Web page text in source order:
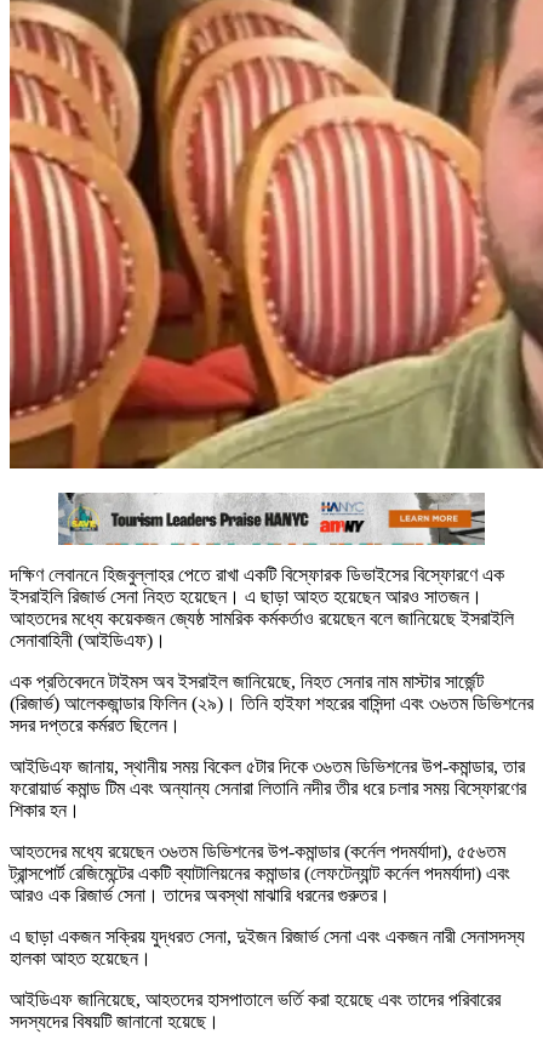
দক্ষিণ লেবাননে হিজবুল্লাহর পেতে রাখা একটি বিস্ফোরক ডিভাইসের বিস্ফোরণে এক
ইসরাইলি রিজার্ভ সেনা নিহত হয়েছেন। এ ছাড়া আহত হয়েছেন আরও সাতজন।
আহতদের মধ্যে কয়েকজন জ্যেষ্ঠ সামরিক কর্মকর্তাও রয়েছেন বলে জানিয়েছে ইসরাইলি
সেনাবাহিনী (আইডিএফ)।
এক প্রতিবেদনে টাইমস অব ইসরাইল জানিয়েছে, নিহত সেনার নাম মাস্টার সার্জেন্ট
(রিজার্ভ) আলেকজান্ডার ফিলিন (২৯)। তিনি হাইফা শহরের বাসিন্দা এবং ৩৬তম ডিভিশনের
সদর দপ্তরে কর্মরত ছিলেন।
আইডিএফ জানায়, স্থানীয় সময় বিকেল ৫টার দিকে ৩৬তম ডিভিশনের উপ-কমান্ডার, তার
ফরোয়ার্ড কমান্ড টিম এবং অন্যান্য সেনারা লিতানি নদীর তীর ধরে চলার সময় বিস্ফোরণের
শিকার হন।
আহতদের মধ্যে রয়েছেন ৩৬তম ডিভিশনের উপ-কমান্ডার (কর্নেল পদমর্যাদা), ৫৫৬তম
ট্রান্সপোর্ট রেজিমেন্টের একটি ব্যাটালিয়নের কমান্ডার (লেফটেন্যান্ট কর্নেল পদমর্যাদা) এবং
আরও এক রিজার্ভ সেনা। তাদের অবস্থা মাঝারি ধরনের গুরুতর।
এ ছাড়া একজন সক্রিয় যুদ্ধরত সেনা, দুইজন রিজার্ভ সেনা এবং একজন নারী সেনাসদস্য
হালকা আহত হয়েছেন।
আইডিএফ জানিয়েছে, আহতদের হাসপাতালে ভর্তি করা হয়েছে এবং তাদের পরিবারের
সদস্যদের বিষয়টি জানানো হয়েছে।